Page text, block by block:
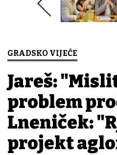
GRADSKO VIJEĆE
Jareš:
problem
Lneniček:
projekt